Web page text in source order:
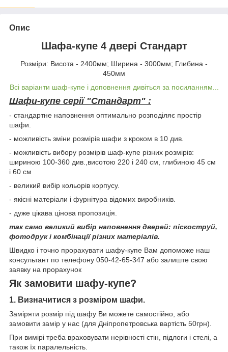
Опис
Шафа-купе 4 двері Стандарт
Розміри: Висота - 2400мм; Ширина - 3000мм; Глибина -
450мм
Всі варіанти шаф-купе і доповнення дивіться за посиланням...
Шафи-купе серії "Стандарт" :
- стандартне наповнення оптимально розподіляє простір
шафи.
- можливість зміни розмірів шафи з кроком в 10 див.
- можливість вибору розмірів шаф-купе різних розмірів:
шириною 100-360 див.,висотою 220 і 240 см, глибиною 45 см
і 60 см
- великий вибір кольорів корпусу.
- якісні матеріали і фурнітура відомих виробників.
- дуже цікава цінова пропозиція.
так само великий вибір наповнення дверей: піскоструй,
фотодрук і комбінації різних матеріалів.
Швидко і точно прорахувати шафу-купе Вам допоможе наш
консультант по телефону 050-42-65-347 або залиште свою
заявку на прорахунок
Як замовити шафу-купе?
1. Визначитися з розміром шафи.
Заміряти розмір під шафу Ви можете самостійно, або
замовити замір у нас (для Дніпропетровська вартість 50грн).
При вимірі треба враховувати нерівності стін, підлоги і стелі, а
також їх паралельність.